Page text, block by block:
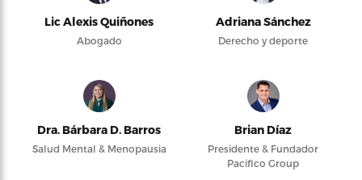
Lic Alexis Quiñones
Abogado
Adriana Sánchez
Derecho y deporte
Dra. Bárbara D. Barros
Salud Mental & Menopausia
Brian Díaz
Presidente & Fundador
Pacifico Group